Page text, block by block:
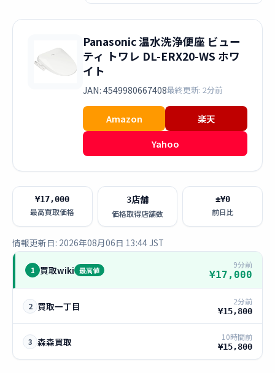
Panasonic 温水洗浄便座 ビュー
ティ トワレ DL-ERX20-WS ホワ
イト
JAN: 4549980667408最終更新: 2分前
Amazon
楽天
Yahoo
¥17,000
最高買取価格
3店舗
価格取得店舗数
±¥0
前日比
情報更新日: 2026年08月06日 13:44 JST
1 買取wiki 最高値
9分前
¥17,000
2 買取一丁目 2分前
¥15,800
3 森森買取 10時間前
¥15,800